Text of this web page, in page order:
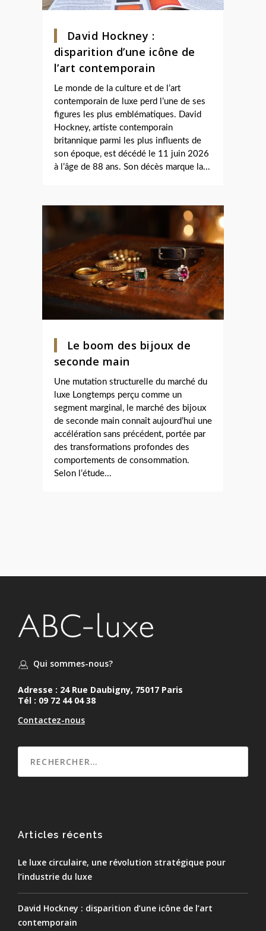
David Hockney :
disparition d’une icône de
l’art contemporain
Le monde de la culture et de l’art
contemporain de luxe perd l’une de ses
figures les plus emblématiques. David
Hockney, artiste contemporain
britannique parmi les plus influents de
son époque, est décédé le 11 juin 2026
à l’âge de 88 ans. Son décès marque la...
Le boom des bijoux de
seconde main
Une mutation structurelle du marché du
luxe Longtemps perçu comme un
segment marginal, le marché des bijoux
de seconde main connaît aujourd’hui une
accélération sans précédent, portée par
des transformations profondes des
comportements de consommation.
Selon l’étude...
Qui sommes-nous?
Adresse : 24 Rue Daubigny, 75017 Paris
Tél : 09 72 44 04 38
Contactez-nous
Articles récents
Le luxe circulaire, une révolution stratégique pour
l’industrie du luxe
David Hockney : disparition d’une icône de l’art
contemporain